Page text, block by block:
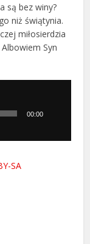
są bez winy?
niż świątynia.
miłosierdzia
Syn
00:00
SA